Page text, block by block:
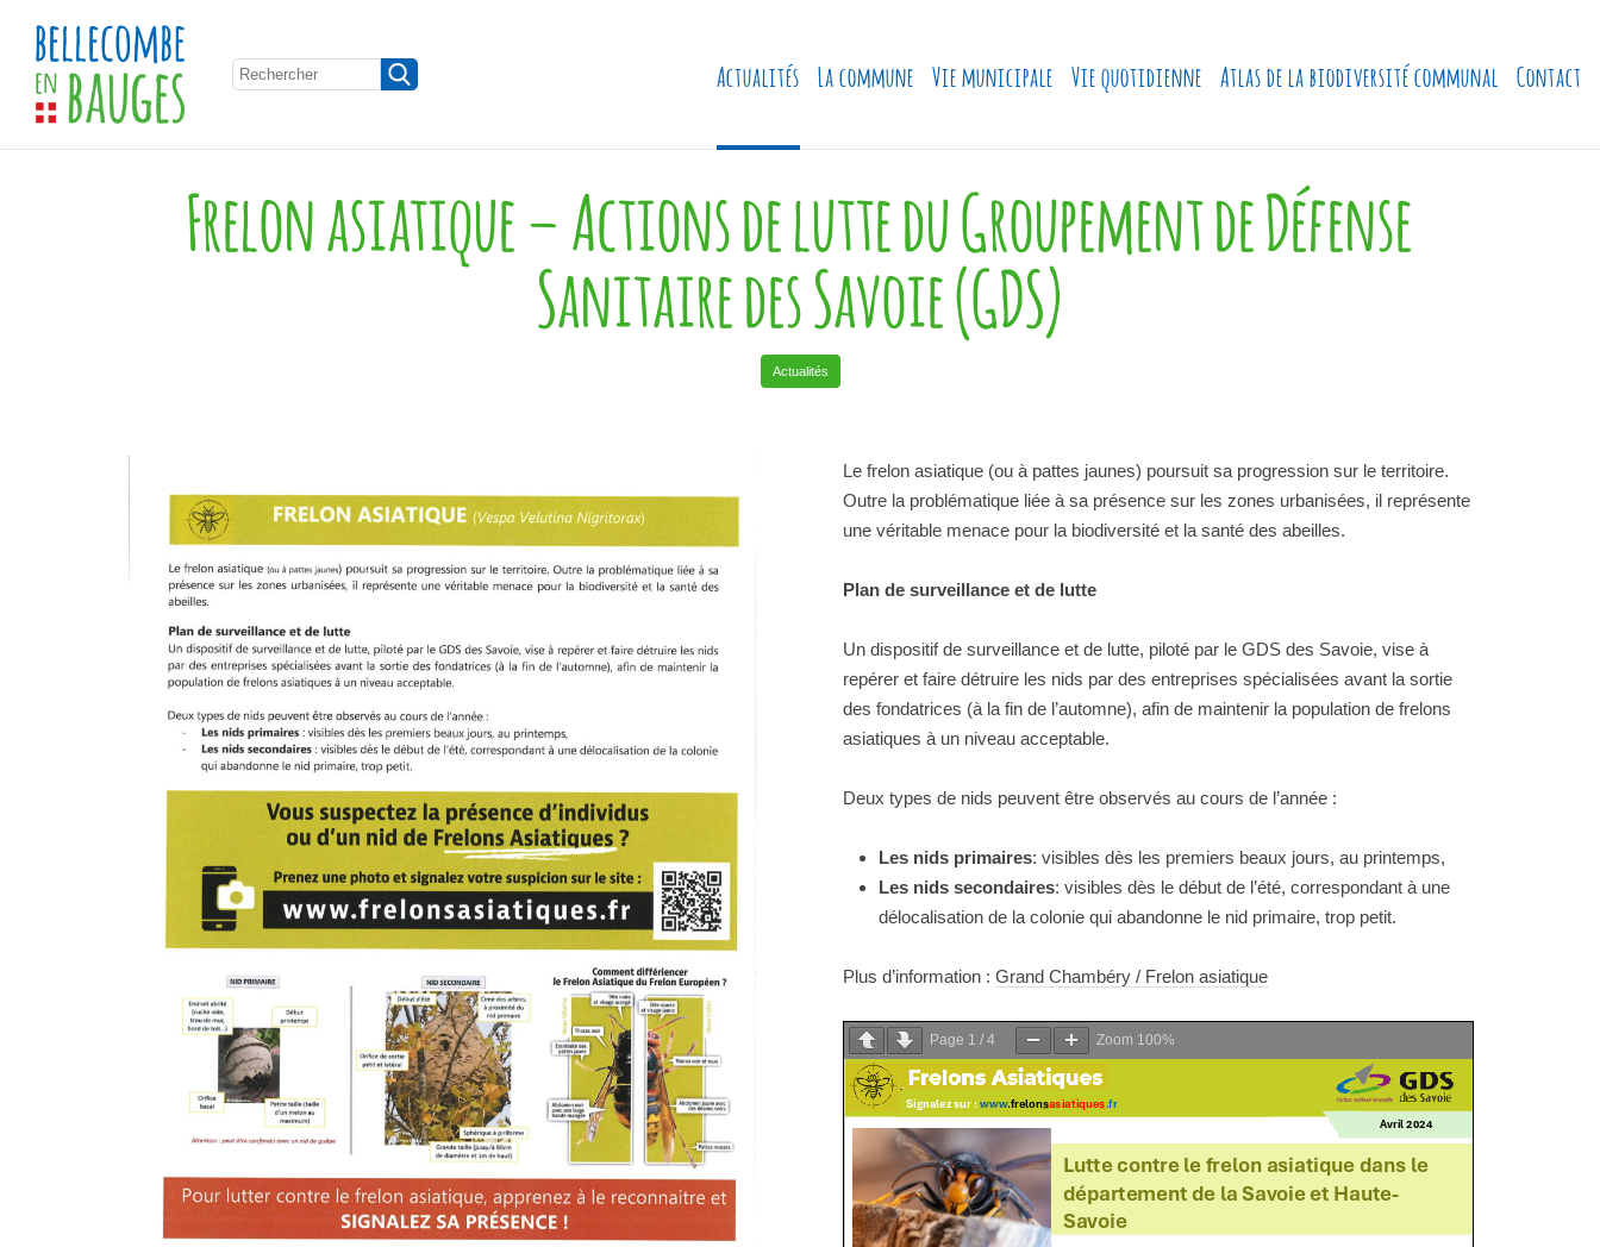
Actualités La commune Vie municipale Vie quotidienne Atlas de la biodiversité communal Contact
Frelon asiatique – Actions de lutte du Groupement de Défense
Sanitaire des Savoie (GDS)
Actualités
Le frelon asiatique (ou à pattes jaunes) poursuit sa progression sur le territoire.
Outre la problématique liée à sa présence sur les zones urbanisées, il représente
une véritable menace pour la biodiversité et la santé des abeilles.
Plan de surveillance et de lutte
Un dispositif de surveillance et de lutte, piloté par le GDS des Savoie, vise à
repérer et faire détruire les nids par des entreprises spécialisées avant la sortie
des fondatrices (à la fin de l’automne), afin de maintenir la population de frelons
asiatiques à un niveau acceptable.
Deux types de nids peuvent être observés au cours de l’année :
Les nids primaires: visibles dès les premiers beaux jours, au printemps,
Les nids secondaires: visibles dès le début de l’été, correspondant à une
délocalisation de la colonie qui abandonne le nid primaire, trop petit.
Plus d’information : Grand Chambéry / Frelon asiatique
Page 1 / 4 Zoom 100%